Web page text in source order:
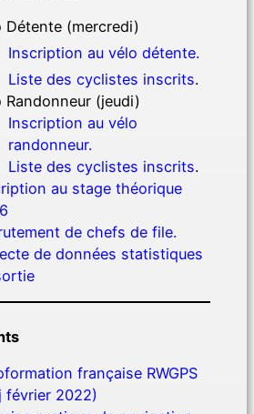
Détente (mercredi)
Inscription au vélo détente.
Liste des cyclistes inscrits.
Randonneur (jeudi)
Inscription au vélo
randonneur.
Liste des cyclistes inscrits.
au stage théorique
de chefs de file.
de données statistiques
française RWGPS
février 2022)